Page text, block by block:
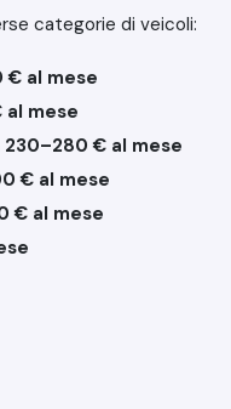
categorie di veicoli:
€ al mese
al mese
230–280 € al mese
€ al mese
€ al mese